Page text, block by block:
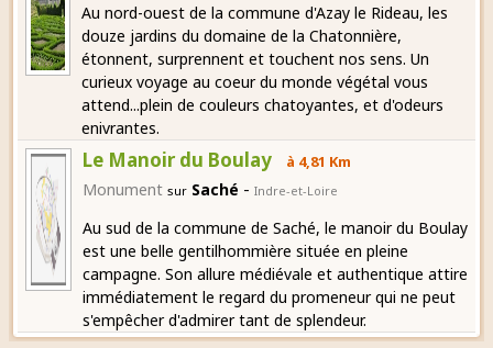
Au nord-ouest de la commune d'Azay le Rideau, les
douze jardins du domaine de la Chatonnière,
étonnent, surprennent et touchent nos sens. Un
curieux voyage au coeur du monde végétal vous
attend...plein de couleurs chatoyantes, et d'odeurs
enivrantes.
Le Manoir du Boulay à 4,81 Km
Monument sur Saché -Indre-et-Loire
Au sud de la commune de Saché, le manoir du Boulay
est une belle gentilhommière située en pleine
campagne. Son allure médiévale et authentique attire
immédiatement le regard du promeneur qui ne peut
s'empêcher d'admirer tant de splendeur.